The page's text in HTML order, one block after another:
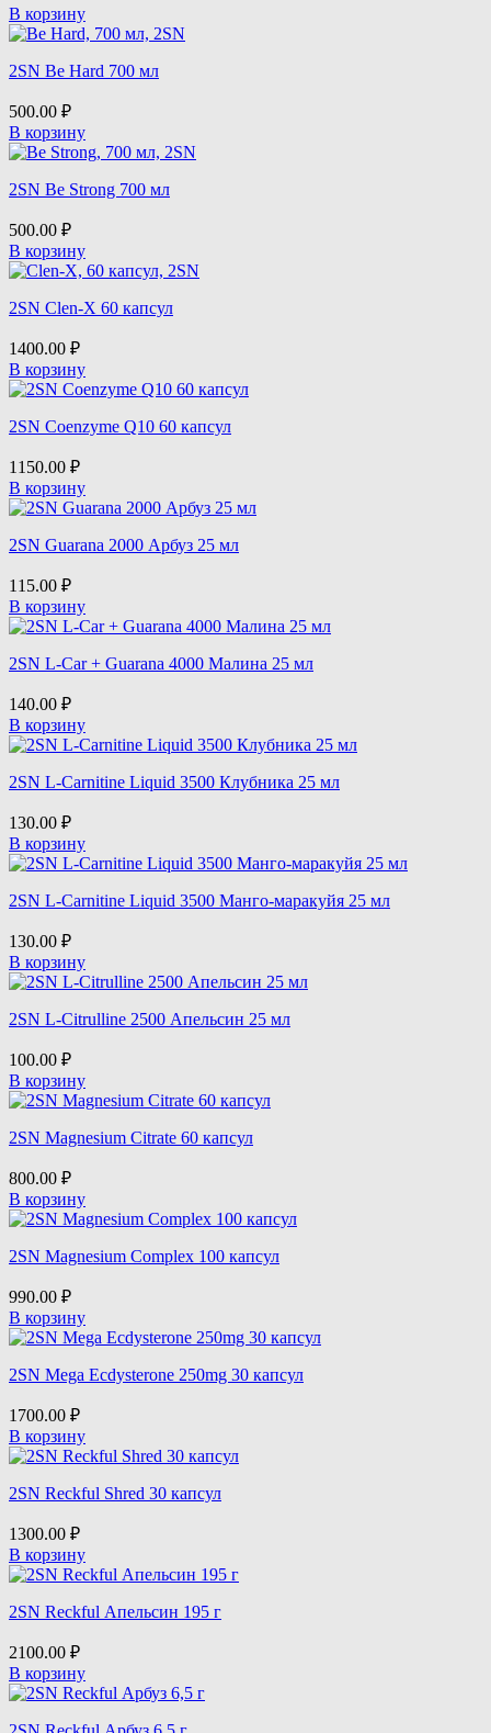
Mutant
NOW
Nature's Way
Olimp
Optimum Nutrition
OstroVit
PVL
Power Pro
Prime Kraft
ProteinRex
Rule 1 Proteins
SPORTINIA
Scitec Nutrition
Siberian Nutrogunz
Swanson
Syntime
Syntrax
Ultimate Nutrition
Universal Nutrition
VP Laboratory
WOW Energy
В корзину
2SN Be Hard 700 мл
500.00 ₽
В корзину
2SN Be Strong 700 мл
500.00 ₽
В корзину
2SN Clen-X 60 капсул
1400.00 ₽
В корзину
2SN Coenzyme Q10 60 капсул
1150.00 ₽
В корзину
2SN Guarana 2000 Арбуз 25 мл
115.00 ₽
В корзину
2SN L-Car + Guarana 4000 Малина 25 мл
140.00 ₽
В корзину
2SN L-Carnitine Liquid 3500 Клубника 25 мл
130.00 ₽
В корзину
2SN L-Carnitine Liquid 3500 Манго-маракуйя 25 мл
130.00 ₽
В корзину
2SN L-Citrulline 2500 Апельсин 25 мл
100.00 ₽
В корзину
2SN Magnesium Citrate 60 капсул
800.00 ₽
В корзину
2SN Magnesium Complex 100 капсул
990.00 ₽
В корзину
2SN Mega Ecdysterone 250mg 30 капсул
1700.00 ₽
В корзину
2SN Reckful Shred 30 капсул
1300.00 ₽
В корзину
2SN Reckful Апельсин 195 г
2100.00 ₽
В корзину